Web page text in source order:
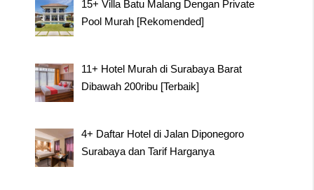
15+ Villa Batu Malang Dengan Private
Pool Murah [Rekomended]
11+ Hotel Murah di Surabaya Barat
Dibawah 200ribu [Terbaik]
4+ Daftar Hotel di Jalan Diponegoro
Surabaya dan Tarif Harganya